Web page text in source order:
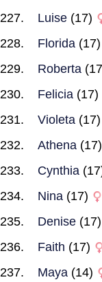
Luise (17)
Florida (17)
Roberta
Felicia (17)
Violeta (17)
Athena (17)
Cynthia
Nina (17)
Denise (17)
Faith (17)
Maya (14)